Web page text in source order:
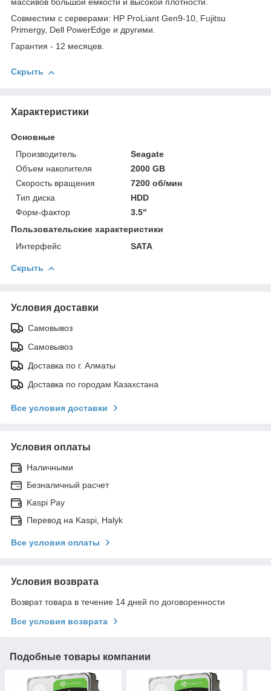
массивов большой емкости и высокой плотности.
Совместим с серверами: HP ProLiant Gen9-10, Fujitsu
Primergy, Dell PowerEdge и другими.
Гарантия - 12 месяцев.
Скрыть
Характеристики
Основные
Производитель
Seagate
Объем накопителя
2000 GB
Скорость вращения
7200 об/мин
Тип диска
HDD
Форм-фактор
3.5"
Пользовательские характеристики
Интерфейс
SATA
Скрыть
Условия доставки
Самовывоз
Самовывоз
Доставка по г. Алматы
Доставка по городам Казахстана
Все условия доставки
Условия оплаты
Наличными
Безналичный расчет
Kaspi Pay
Перевод на Kaspi, Halyk
Все условия оплаты
Условия возврата
Возврат товара в течение 14 дней по договоренности
Все условия возврата
Подобные товары компании